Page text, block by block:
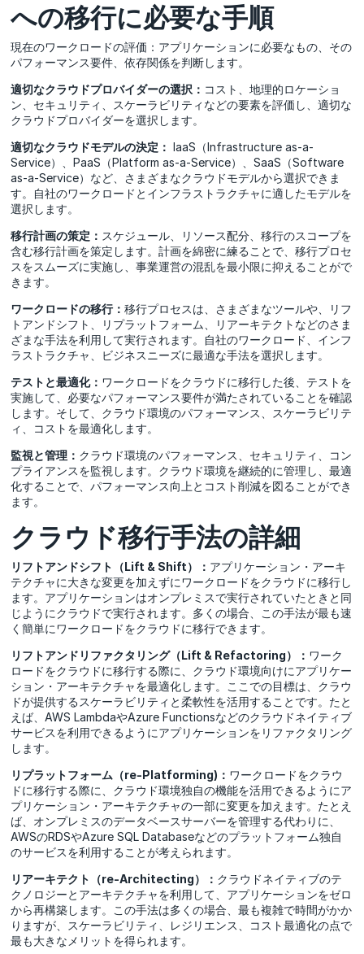
への移行に必要な手順
現在のワークロードの評価：アプリケーションに必要なもの、その
パフォーマンス要件、依存関係を判断します。
適切なクラウドプロバイダーの選択： コスト、地理的ロケーショ
ン、セキュリティ、スケーラビリティなどの要素を評価し、適切な
クラウドプロバイダーを選択します。
適切なクラウドモデルの決定： IaaS（Infrastructure as-a-
Service）、PaaS（Platform as-a-Service）、SaaS（Software
as-a-Service）など、さまざまなクラウドモデルから選択できま
す。自社のワークロードとインフラストラクチャに適したモデルを
選択します。
移行計画の策定： スケジュール、リソース配分、移行のスコープを
含む移行計画を策定します。計画を綿密に練ることで、移行プロセ
スをスムーズに実施し、事業運営の混乱を最小限に抑えることがで
きます。
ワークロードの移行：移行プロセスは、さまざまなツールや、リフ
トアンドシフト、リプラットフォーム、リアーキテクトなどのさま
ざまな手法を利用して実行されます。自社のワークロード、インフ
ラストラクチャ、ビジネスニーズに最適な手法を選択します。
テストと最適化： ワークロードをクラウドに移行した後、テストを
実施して、必要なパフォーマンス要件が満たされていることを確認
します。そして、クラウド環境のパフォーマンス、スケーラビリテ
ィ、コストを最適化します。
監視と管理： クラウド環境のパフォーマンス、セキュリティ、コン
プライアンスを監視します。クラウド環境を継続的に管理し、最適
化することで、パフォーマンス向上とコスト削減を図ることができ
ます。
クラウド移行手法の詳細
リフトアンドシフト（Lift & Shift）： アプリケーション・アーキ
テクチャに大きな変更を加えずにワークロードをクラウドに移行し
ます。アプリケーションはオンプレミスで実行されていたときと同
じようにクラウドで実行されます。多くの場合、この手法が最も速
く簡単にワークロードをクラウドに移行できます。
リフトアンドリファクタリング（Lift & Refactoring）： ワーク
ロードをクラウドに移行する際に、クラウド環境向けにアプリケー
ション・アーキテクチャを最適化します。ここでの目標は、クラウ
ドが提供するスケーラビリティと柔軟性を活用することです。たと
えば、AWS LambdaやAzure Functionsなどのクラウドネイティブ
サービスを利用できるようにアプリケーションをリファクタリング
します。
リプラットフォーム（re-Platforming)： ワークロードをクラウ
ドに移行する際に、クラウド環境独自の機能を活用できるようにア
プリケーション・アーキテクチャの一部に変更を加えます。たとえ
ば、オンプレミスのデータベースサーバーを管理する代わりに、
AWSのRDSやAzure SQL Databaseなどのプラットフォーム独自
のサービスを利用することが考えられます。
リアーキテクト（re-Architecting）： クラウドネイティブのテ
クノロジーとアーキテクチャを利用して、アプリケーションをゼロ
から再構築します。この手法は多くの場合、最も複雑で時間がかか
りますが、スケーラビリティ、レジリエンス、コスト最適化の点で
最も大きなメリットを得られます。